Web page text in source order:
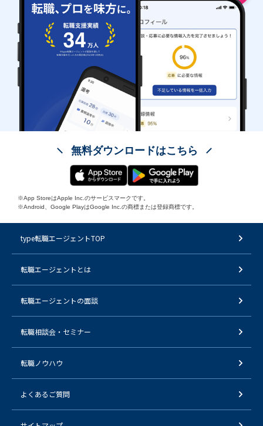
無料ダウンロードはこちら
※App StoreはApple Inc.のサービスマークです。
※Android、Google PlayはGoogle Inc.の商標または登録商標です。
type転職エージェントTOP
転職エージェントとは
転職エージェントの面談
転職相談会・セミナー
転職ノウハウ
よくあるご質問